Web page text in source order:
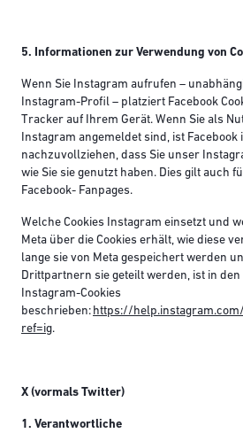
5. Informationen zur Verwendung von
Wenn Sie Instagram aufrufen –
Instagram-Profil – platziert Facebook
Tracker auf Ihrem Gerät. Wenn Sie als
Instagram angemeldet sind, ist Facebook
nachzuvollziehen, dass Sie unser
wie Sie sie genutzt haben. Dies gilt auch
Facebook- Fanpages.
Welche Cookies Instagram einsetzt und
Meta über die Cookies erhält, wie diese
lange sie von Meta gespeichert werden
Drittpartnern sie geteilt werden, ist in
Instagram-Cookies
beschrieben: https://
ref=ig.
X (vormals Twitter)
1. Verantwortliche